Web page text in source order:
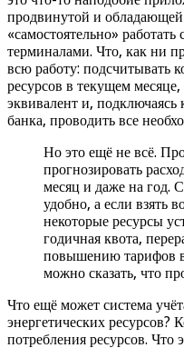
продвинутой и
«самостоятельно»
терминалами. Что, как ни
всю работу: подсчитывать
ресурсов в текущем
эквивалент и,
банка, проводить все
Но это ещё не всё.
прогнозировать
месяц и даже на год.
удобно, а если взять
некоторые ресурсы
годичная квота,
повышению тарифов
можно сказать, что
Что ещё может система
энергетических
потребления ресурсов. Что